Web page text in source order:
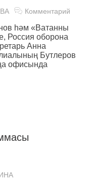
Комментарий
һәм «Ватанны
Россия оборона
Анна
Бутлеров
офисында